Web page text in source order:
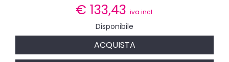
€ 133,43 iva incl.
Disponibile
ACQUISTA